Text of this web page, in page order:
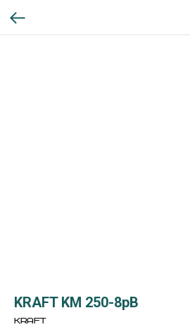
KRAFT KM 250-8рВ
Kraft